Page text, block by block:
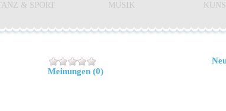
TANZ & SPORT MUSIK
Meinungen (0)